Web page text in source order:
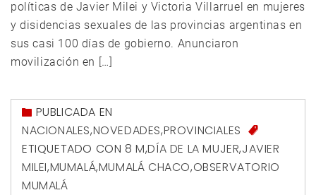
políticas de Javier Milei y Victoria Villarruel en mujeres
y disidencias sexuales de las provincias argentinas en
sus casi 100 días de gobierno. Anunciaron
movilización en […]
PUBLICADA EN
NACIONALES,NOVEDADES,PROVINCIALES
ETIQUETADO CON 8 M,DÍA DE LA MUJER,JAVIER
MILEI,MUMALÁ,MUMALÁ CHACO,OBSERVATORIO
MUMALÁ